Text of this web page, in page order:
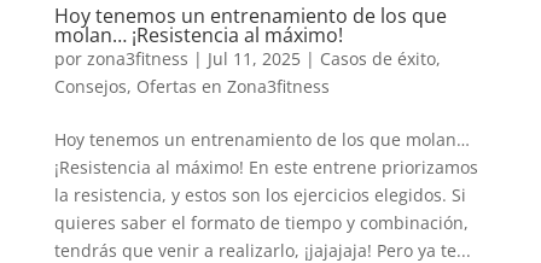
Hoy tenemos un entrenamiento de los que
molan… ¡Resistencia al máximo!
por zona3fitness | Jul 11, 2025| Casos de éxito,
Consejos, Ofertas en Zona3fitness
Hoy tenemos un entrenamiento de los que molan…
¡Resistencia al máximo! En este entrene priorizamos
la resistencia, y estos son los ejercicios elegidos. Si
quieres saber el formato de tiempo y combinación,
tendrás que venir a realizarlo, ¡jajajaja! Pero ya te...